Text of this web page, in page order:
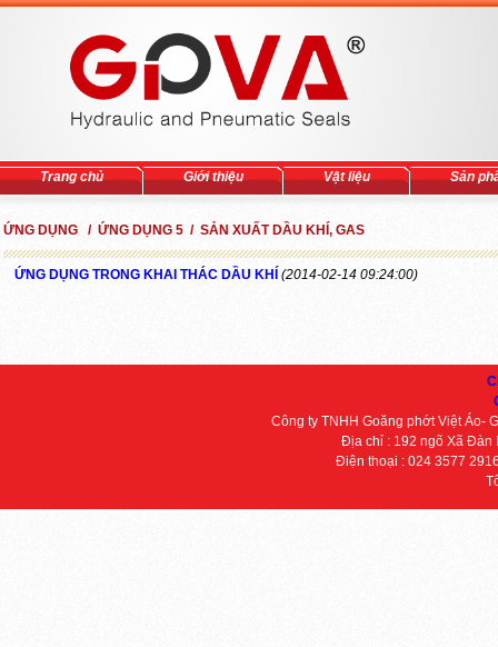
Trang chủ Giới thiệu Vật liệu Sản
ỨNG DỤNG / ỨNG DỤNG 5 / SẢN XUẤT DẦU KHÍ, GAS
ỨNG DỤNG TRONG KHAI THÁC DẦU KHÍ (2014-02-14 09:24:00)
Công ty TNHH Goăng phớt Việt Áo-
Địa chỉ : 192 ngõ Xã Đàn
Điện thoại : 024 3577